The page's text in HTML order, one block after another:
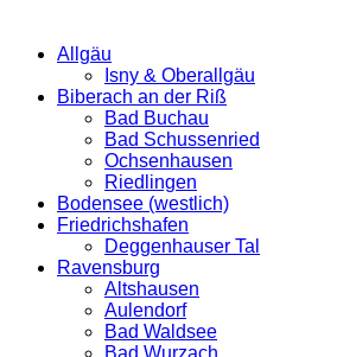
Allgäu
Isny & Oberallgäu
Biberach an der Riß
Bad Buchau
Bad Schussenried
Ochsenhausen
Riedlingen
Bodensee (westlich)
Friedrichshafen
Deggenhauser Tal
Ravensburg
Altshausen
Aulendorf
Bad Waldsee
Bad Wurzach